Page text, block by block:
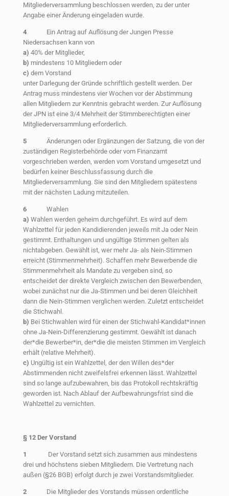
Mitgliederversammlung beschlossen werden, zu der unter
Angabe einer Änderung eingeladen wurde.
4 Ein Antrag auf Auflösung der Jungen Presse
Niedersachsen kann von
a) 40% der Mitglieder,
b) mindestens 10 Mitgliedern oder
c) dem Vorstand
unter Darlegung der Gründe schriftlich gestellt werden. Der
Antrag muss mindestens vier Wochen vor der Abstimmung
allen Mitgliedern zur Kenntnis gebracht werden. Zur Auflösung
der JPN ist eine 3/4 Mehrheit der Stimmberechtigten einer
Mitgliederversammlung erforderlich.
5 Änderungen oder Ergänzungen der Satzung, die von der
zuständigen Registerbehörde oder vom Finanzamt
vorgeschrieben werden, werden vom Vorstand umgesetzt und
bedürfen keiner Beschlussfassung durch die
Mitgliederversammlung. Sie sind den Mitgliedern spätestens
mit der nächsten Ladung mitzuteilen.
6 Wahlen
a) Wahlen werden geheim durchgeführt. Es wird auf dem
Wahlzettel für jeden Kandidierenden jeweils mit Ja oder Nein
gestimmt. Enthaltungen und ungültige Stimmen gelten als
nichtabgeben. Gewählt ist, wer mehr Ja- als Nein-Stimmen
erreicht (Stimmenmehrheit). Schaffen mehr Bewerbende die
Stimmenmehrheit als Mandate zu vergeben sind, so
entscheidet der direkte Vergleich zwischen den Bewerbenden,
wobei zunächst nur die Ja-Stimmen und bei deren Gleichheit
dann die Nein-Stimmen verglichen werden. Zuletzt entscheidet
die Stichwahl.
b) Bei Stichwahlen wird für einen der Stichwahl-Kandidat*innen
ohne Ja-Nein-Differenzierung gestimmt. Gewählt ist danach
der*die Bewerber*in, der*die die meisten Stimmen im Vergleich
erhält (relative Mehrheit).
c) Ungültig ist ein Wahlzettel, der den Willen des*der
Abstimmenden nicht zweifelsfrei erkennen lässt. Wahlzettel
sind so lange aufzubewahren, bis das Protokoll rechtskräftig
geworden ist. Nach Ablauf der Aufbewahrungsfrist sind die
Wahlzettel zu vernichten.
§ 12 Der Vorstand
1
Der Vorstand setzt sich zusammen aus mindestens
drei und höchstens sieben Mitgliedern. Die Vertretung nach
außen (§26 BGB) erfolgt durch je zwei Vorstandsmitglieder.
2 Die Mitglieder des Vorstands müssen ordentliche